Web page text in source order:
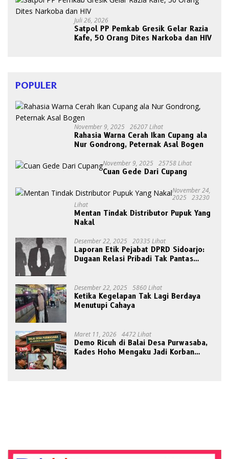
Juli 26, 2026
Satpol PP Pemkab Gresik Gelar Razia
Kafe, 50 Orang Dites Narkoba dan HIV
POPULER
November 9, 2025 26207 Lihat
Rahasia Warna Cerah Ikan Cupang ala
Nur Gondrong, Peternak Asal Bogen
November 9, 2025 25758 Lihat
Cuan Gede Dari Cupang
November 24,
2025 23230
Lihat
Mentan Tindak Distributor Pupuk Yang
Nakal
Desember 22, 2025 20335 Lihat
Laporan Etik Pejabat DPRD Sidoarjo:
Dugaan Relasi Pribadi Tak Pantas
Desember 22, 2025 5860 Lihat
Ketika Kegelapan Tak Lagi Berdaya
Menutupi Cahaya
Maret 11, 2026 4472 Lihat
Demo Ricuh di Balai Desa Purwasaba,
Kades Hoho Mengaku Jadi Korban